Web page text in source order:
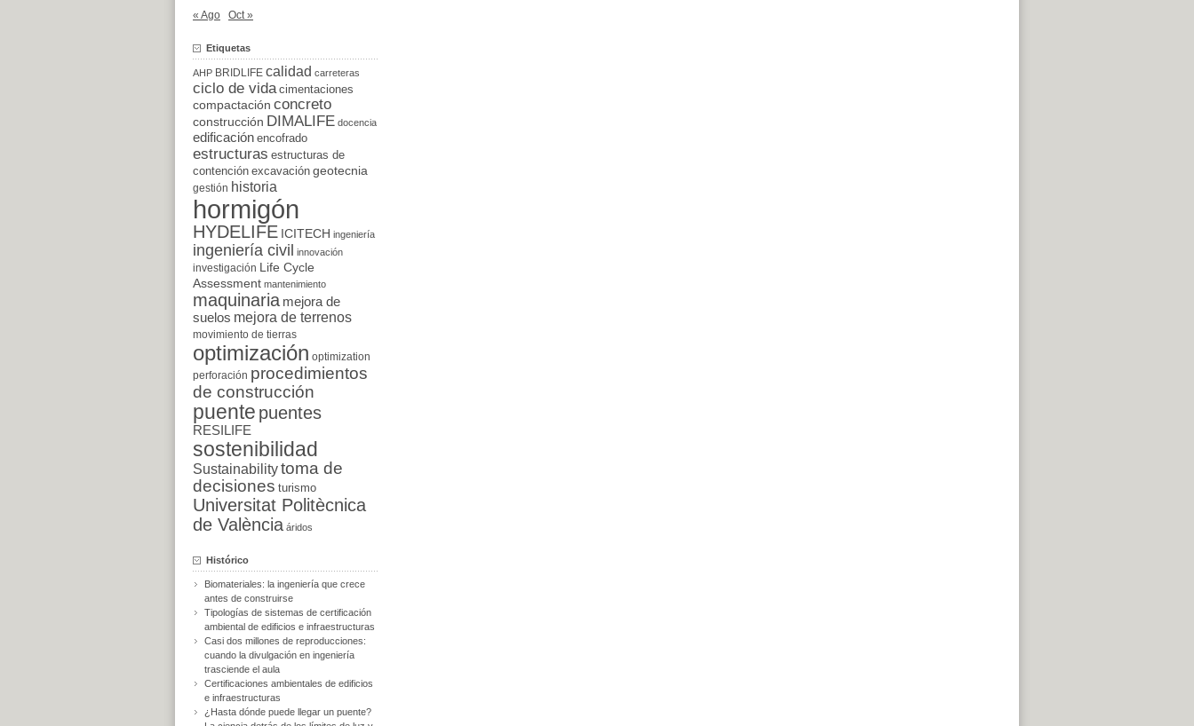
« Ago Oct »
Etiquetas
AHP BRIDLIFE calidad carreteras
ciclo de vida cimentaciones
compactación concreto
construcción DIMALIFE docencia
edificación encofrado
estructuras estructuras de
contención excavación geotecnia
gestión historia
hormigón
HYDELIFE ICITECH ingeniería
ingeniería civil innovación
investigación
Life Cycle
Assessment mantenimiento
maquinaria mejora de
suelos mejora de terrenos
movimiento de tierras
optimización optimization
perforación procedimientos
de construcción
puente puentes
RESILIFE
sostenibilidad
Sustainabilitytoma de
decisiones turismo
Universitat Politècnica
de València áridos
Histórico
Biomateriales: la ingeniería que crece
antes de construirse
Tipologías de sistemas de certificación
ambiental de edificios e infraestructuras
Casi dos millones de reproducciones:
cuando la divulgación en ingeniería
trasciende el aula
Certificaciones ambientales de edificios
e infraestructuras
¿Hasta dónde puede llegar un puente?